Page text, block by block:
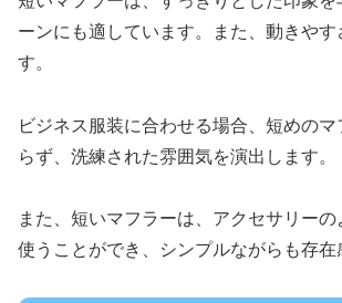
ーンにも適しています。また、動きや
す。
ビジネス服装に合わせる場合、短めの
らず、洗練された雰囲気を演出します。
また、短いマフラーは、アクセサリーの
使うことができ、シンプルながらも存在